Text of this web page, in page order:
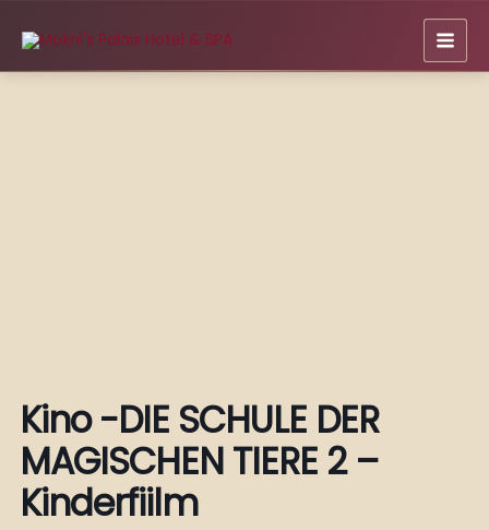
Inhalt
springen
Kino -DIE SCHULE DER
MAGISCHEN TIERE 2 –
Kinderfiilm